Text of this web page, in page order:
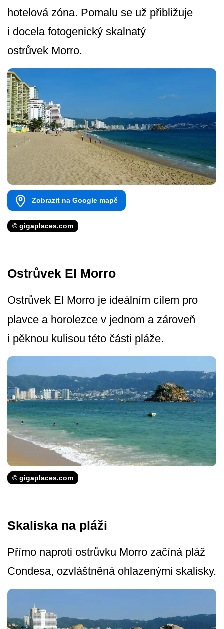
hotelová zóna. Pomalu se už přibližuje
i docela fotogenický skalnatý
ostrůvek Morro.
Zobrazit na Google mapě
© gigaplaces.com
Ostrůvek El Morro
Ostrůvek El Morro je ideálním cílem pro
plavce a horolezce v jednom a zároveň
i pěknou kulisou této části pláže.
© gigaplaces.com
Skaliska na pláži
Přímo naproti ostrůvku Morro začíná pláž
Condesa, ozvláštněná ohlazenými skalisky.